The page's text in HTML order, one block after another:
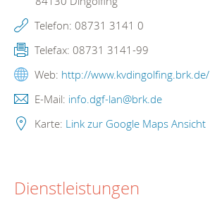
Telefon: 08731 3141 0
Telefax: 08731 3141-99
Web: http://www.kvdingolfing.brk.de/
E-Mail: info.dgf-lan@brk.de
Karte: Link zur Google Maps Ansicht
Dienstleistungen